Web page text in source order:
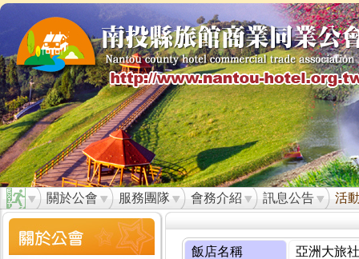
關於公會 服務團隊 會務介紹 訊息公告 活
飯店名稱
亞洲大旅社